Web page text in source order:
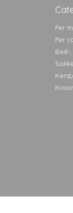
Per
Per
Bed-